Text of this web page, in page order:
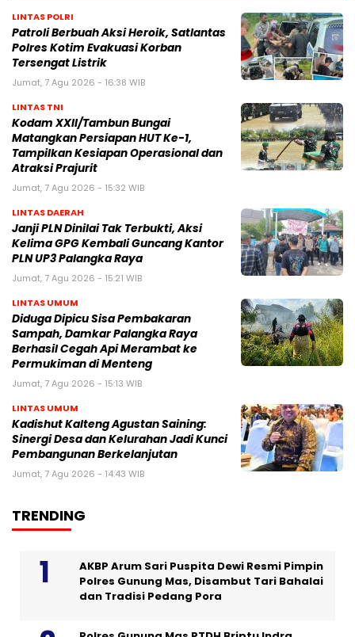
LINTAS POLRI
Patroli Berbuah Aksi Heroik, Satlantas
Polres Kotim Evakuasi Korban
Tersengat Listrik
Jumat, 7 Agu 2026 - 16:38 WIB
LINTAS TNI
Kodam XXII/Tambun Bungai
Matangkan Persiapan HUT Ke-1,
Tampilkan Kesiapan Operasional dan
Atraksi Prajurit
Jumat, 7 Agu 2026 - 15:32 WIB
LINTAS DAERAH
Janji PLN Dinilai Tak Terbukti, Aksi
Kelima GPG Kembali Guncang Kantor
PLN UP3 Palangka Raya
Jumat, 7 Agu 2026 - 15:21 WIB
LINTAS UMUM
Diduga Dipicu Sisa Pembakaran
Sampah, Damkar Palangka Raya
Berhasil Cegah Api Merambat ke
Permukiman di Menteng
Jumat, 7 Agu 2026 - 15:13 WIB
LINTAS UMUM
Kadishut Kalteng Agustan Saining:
Sinergi Desa dan Kelurahan Jadi Kunci
Pembangunan Berkelanjutan
Jumat, 7 Agu 2026 - 14:43 WIB
TRENDING
AKBP Arum Sari Puspita Dewi Resmi Pimpin
Polres Gunung Mas, Disambut Tari Bahalai
dan Tradisi Pedang Pora